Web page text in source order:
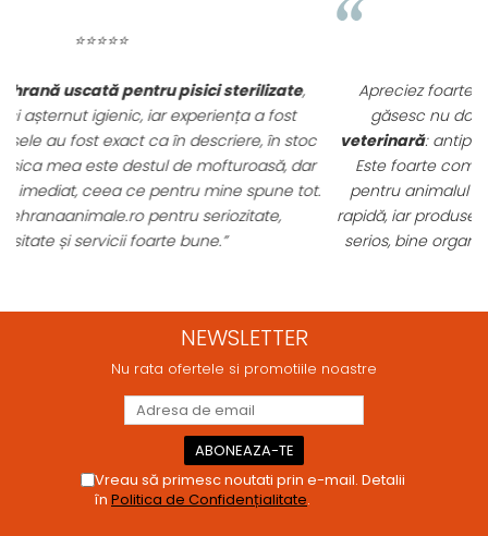
Apreciez foarte mult faptul că peehranaanimale.ro
găsesc nu doar hrană, ci și produse din
farmacia
veterinară: antiparazitare, suplimente și soluții de îngrijire.
Este foarte comod să pot comanda tot ce am nevoie
pentru animalul meu dintr-un singur loc. Livrarea a fost
rapidă, iar produsele au fost originale și în termen. Magazin
serios, bine organizat și foarte util pentru orice stăpân de
NEWSLETTER
Nu rata ofertele si promotiile noastre
Vreau să primesc noutati prin e-mail. Detalii
în Politica de Confidențialitate.